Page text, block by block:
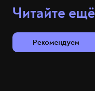
Читайте ещё
Рекомендуем